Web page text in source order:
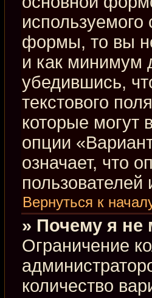
формы, то вы
и как минимум
убедившись,
текстового
которые могут
опции
означает, что
пользователей
Вернуться к
» Почему я не
Ограничение
количество